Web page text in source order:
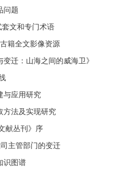
问题
文和专门术语
籍全文影像资源
迁：山海之间的威海卫》
与应用研究
方法及实现研究
献丛刊》序
主管部门的变迁
识图谱